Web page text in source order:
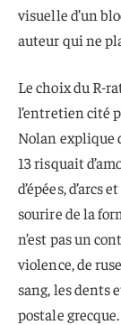
visuelle d’un
auteur qui ne
Le choix du R-
l’entretien cité
Nolan explique
13 risquait
d’épées,
sourire de la
n’est pas un
violence, de
sang, les dents
postale grecque.